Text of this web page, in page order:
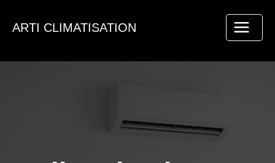
ARTI CLIMATISATION